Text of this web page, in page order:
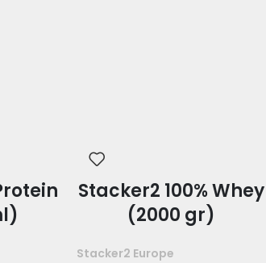
Stacker2 100% Whey
(2000 gr)
Stacker2 Europe